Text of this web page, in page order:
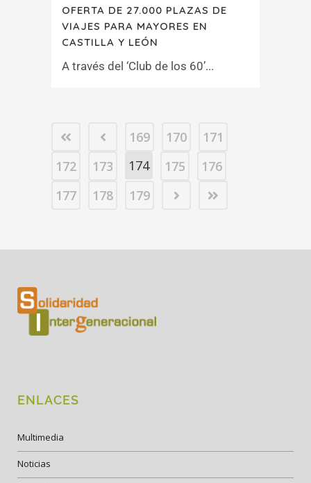
OFERTA DE 27.000 PLAZAS DE
VIAJES PARA MAYORES EN
CASTILLA Y LEÓN
A través del ‘Club de los 60’...
169 170
171
172
173 174 175
176
177
178 179
ENLACES
Multimedia
Noticias